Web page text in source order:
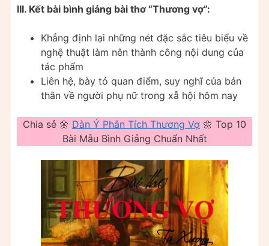
III. Kết bài bình giảng bài thơ “Thương vợ”:
Khẳng định lại những nét đặc sắc tiêu biểu về
nghệ thuật làm nên thành công nội dung của
tác phẩm
Liên hệ, bày tỏ quan điểm, suy nghĩ của bản
thân về người phụ nữ trong xẫ hội hôm nay
Chia sẻ 🌼 Dàn Ý Phân Tích Thương Vợ 🌼 Top 10
Bài Mẫu Bình Giảng Chuẩn Nhất